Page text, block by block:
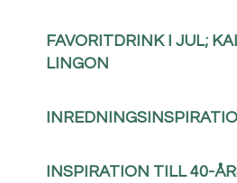
FAVORITDRINK I JUL;
LINGON
INSPIRATION TILL 40-